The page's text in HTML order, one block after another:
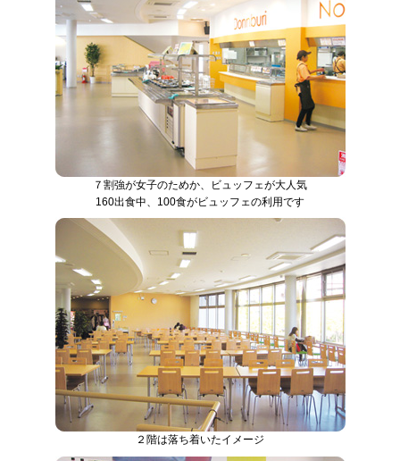
７割強が女子のためか、ビュッフェが大人気
160出食中、100食がビュッフェの利用です
２階は落ち着いたイメージ